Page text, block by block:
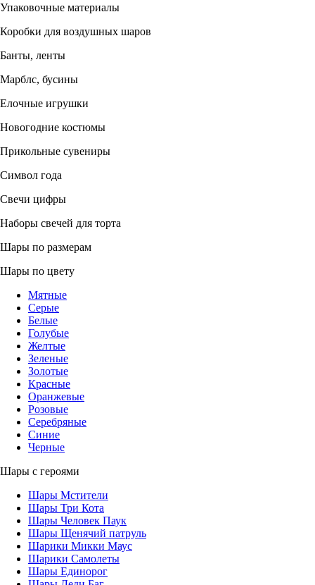
Упаковочные материалы
Коробки для воздушных шаров
Банты, ленты
Марблс, бусины
Елочные игрушки
Новогодние костюмы
Прикольные сувениры
Символ года
Свечи цифры
Наборы свечей для торта
Шары по размерам
Шары по цвету
Мятные
Серые
Белые
Голубые
Желтые
Зеленые
Золотые
Красные
Оранжевые
Розовые
Серебряные
Синие
Черные
Шары с героями
Шары Мстители
Шары Три Кота
Шары Человек Паук
Шары Щенячий патруль
Шарики Микки Маус
Шарики Самолеты
Шары Единорог